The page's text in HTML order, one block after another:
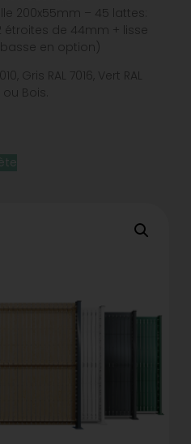
200x55mm – 45 lattes:
de 44mm + lisse
en option)
Gris RAL 7016, Vert RAL
Bois.